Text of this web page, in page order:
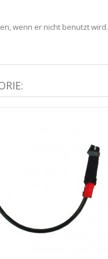
wenn er nicht benutzt wird.